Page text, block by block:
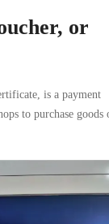
or
is a payment
to purchase goods